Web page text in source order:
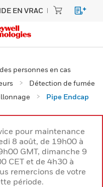
EN VRAC
personnes en cas
Détection de fumée
Pipe Endcap
pour maintenance
8 août, de 19h00 à
GMT, dimanche 9
CET et de 4h30 à
remercions de votre
période.